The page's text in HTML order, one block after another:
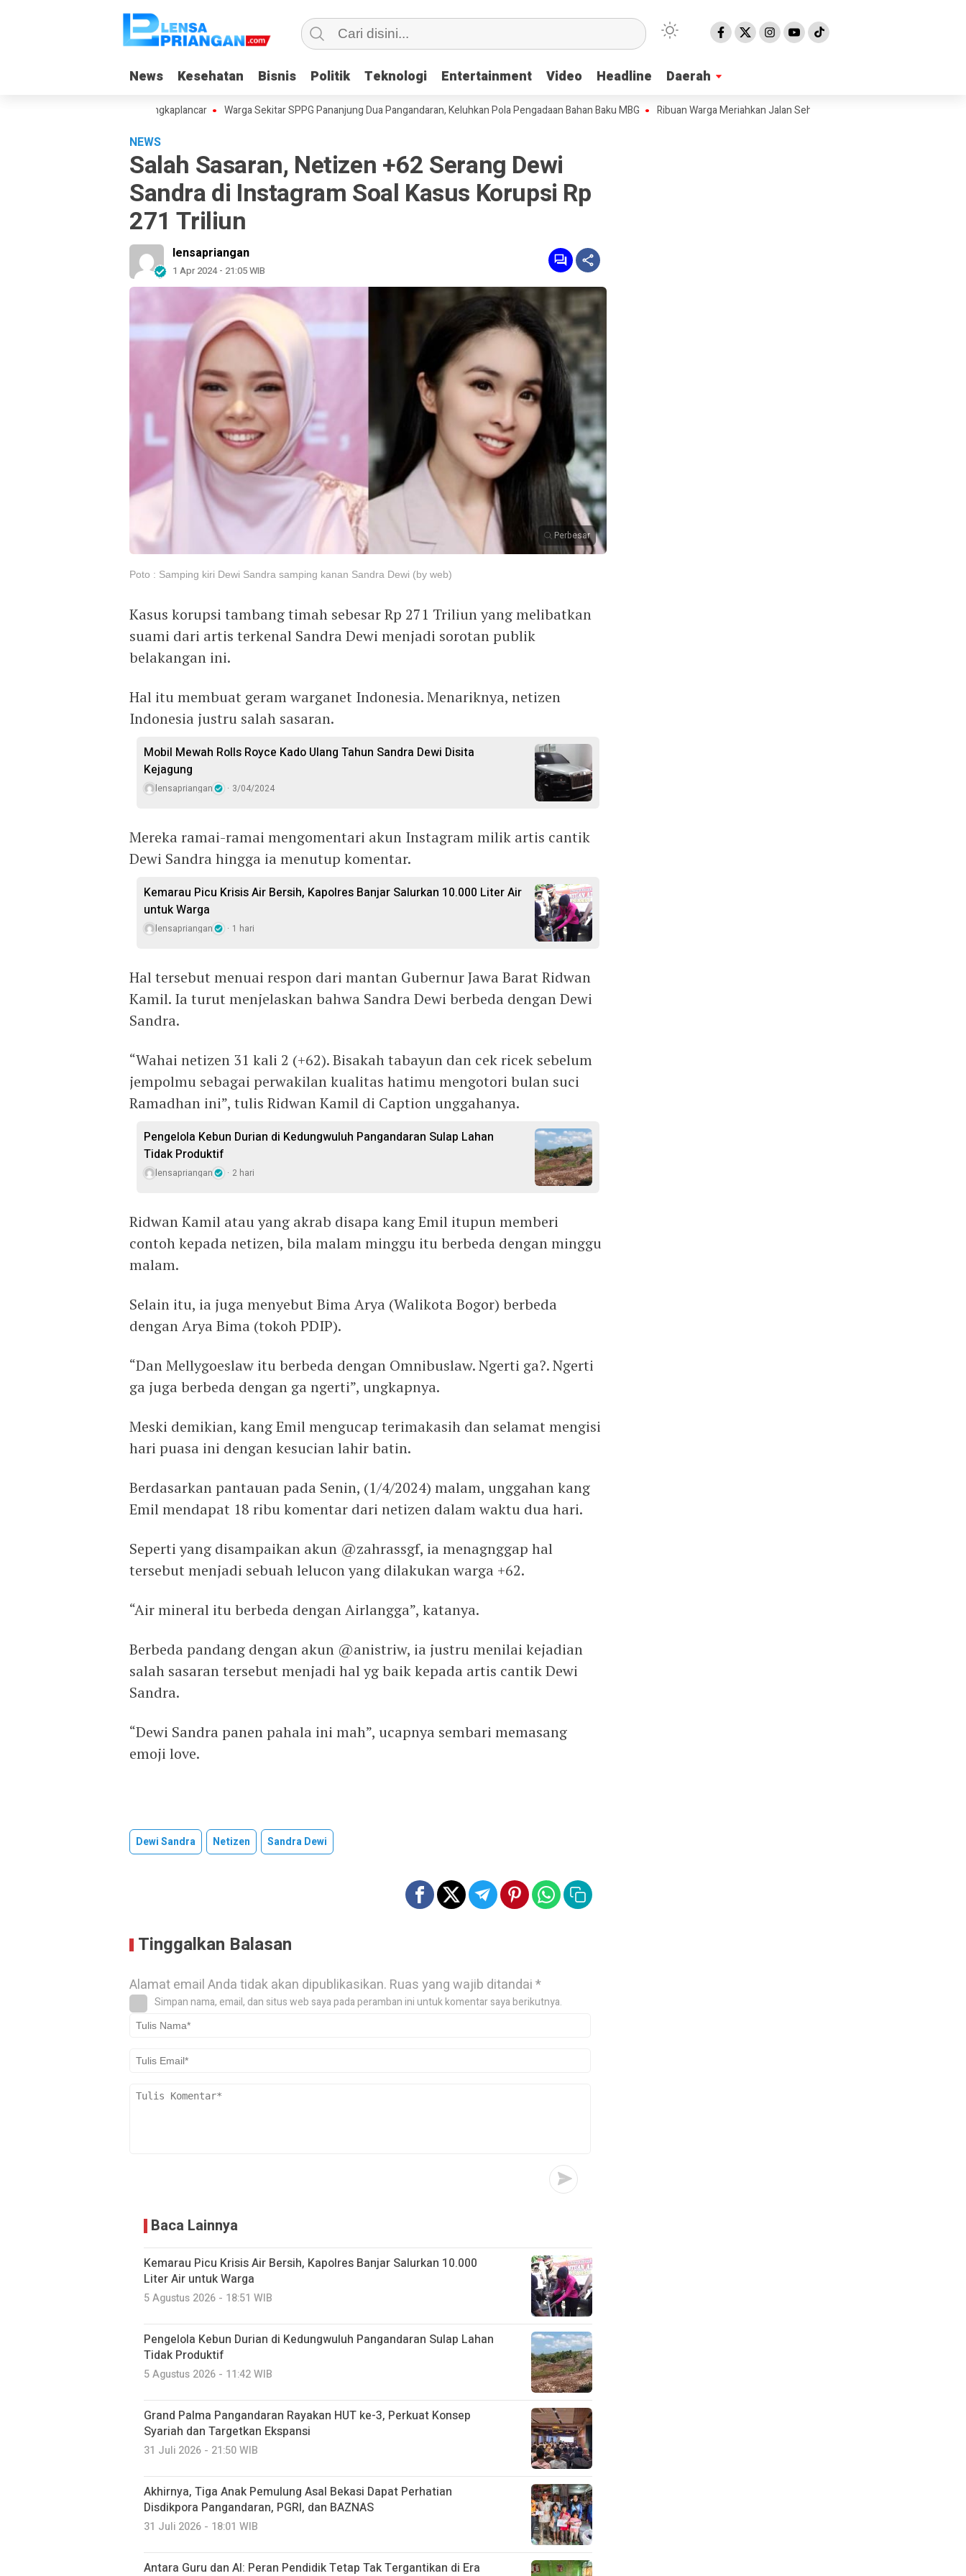
News Kesehatan Bisnis Politik Teknologi Entertainment Video Headline Daerah
News Kesehatan Bisnis Politik Teknologi Entertainment Video Headline Daerah
Program ULAS di Langkaplancar Warga Sekitar SPPG Pananjung Dua Pangandaran, Keluhkan Pola Pengadaan Bahan Baku MBG Ribuan Warga Meriahkan Jalan Sehat Bulan Bung Karno 2026 di
NEWS
Salah Sasaran, Netizen +62 Serang Dewi
Sandra di Instagram Soal Kasus Korupsi Rp
271 Triliun
lensapriangan
1 Apr 2024 - 21:05 WIB
Perbesar
Poto : Samping kiri Dewi Sandra samping kanan Sandra Dewi (by web)
Kasus korupsi tambang timah sebesar Rp 271 Triliun yang melibatkan
suami dari artis terkenal Sandra Dewi menjadi sorotan publik
belakangan ini.
Hal itu membuat geram warganet Indonesia. Menariknya, netizen
Indonesia justru salah sasaran.
Mobil Mewah Rolls Royce Kado Ulang Tahun Sandra Dewi Disita
Kejagung
lensapriangan 3/04/2024
Mereka ramai-ramai mengomentari akun Instagram milik artis cantik
Dewi Sandra hingga ia menutup komentar.
Kemarau Picu Krisis Air Bersih, Kapolres Banjar Salurkan 10.000 Liter Air
untuk Warga
lensapriangan 1 hari
Hal tersebut menuai respon dari mantan Gubernur Jawa Barat Ridwan
Kamil. Ia turut menjelaskan bahwa Sandra Dewi berbeda dengan Dewi
Sandra.
“Wahai netizen 31 kali 2 (+62). Bisakah tabayun dan cek ricek sebelum
jempolmu sebagai perwakilan kualitas hatimu mengotori bulan suci
Ramadhan ini”, tulis Ridwan Kamil di Caption unggahanya.
Pengelola Kebun Durian di Kedungwuluh Pangandaran Sulap Lahan
Tidak Produktif ‎
lensapriangan 2 hari
Ridwan Kamil atau yang akrab disapa kang Emil itupun memberi
contoh kepada netizen, bila malam minggu itu berbeda dengan minggu
malam.
Selain itu, ia juga menyebut Bima Arya (Walikota Bogor) berbeda
dengan Arya Bima (tokoh PDIP).
“Dan Mellygoeslaw itu berbeda dengan Omnibuslaw. Ngerti ga?. Ngerti
ga juga berbeda dengan ga ngerti”, ungkapnya.
Meski demikian, kang Emil mengucap terimakasih dan selamat mengisi
hari puasa ini dengan kesucian lahir batin.
Berdasarkan pantauan pada Senin, (1/4/2024) malam, unggahan kang
Emil mendapat 18 ribu komentar dari netizen dalam waktu dua hari.
Seperti yang disampaikan akun @zahrassgf, ia menagnggap hal
tersebut menjadi sebuah lelucon yang dilakukan warga +62.
“Air mineral itu berbeda dengan Airlangga”, katanya.
Berbeda pandang dengan akun @anistriw, ia justru menilai kejadian
salah sasaran tersebut menjadi hal yg baik kepada artis cantik Dewi
Sandra.
“Dewi Sandra panen pahala ini mah”, ucapnya sembari memasang
emoji love.
Dewi Sandra Netizen Sandra Dewi
Tinggalkan Balasan
Alamat email Anda tidak akan dipublikasikan. Ruas yang wajib ditandai*
Simpan nama, email, dan situs web saya pada peramban ini untuk komentar saya berikutnya.
Baca Lainnya
Kemarau Picu Krisis Air Bersih, Kapolres Banjar Salurkan 10.000
Liter Air untuk Warga
5 Agustus 2026 - 18:51 WIB
Pengelola Kebun Durian di Kedungwuluh Pangandaran Sulap Lahan
Tidak Produktif ‎
5 Agustus 2026 - 11:42 WIB
Grand Palma Pangandaran Rayakan HUT ke-3, Perkuat Konsep
Syariah dan Targetkan Ekspansi
31 Juli 2026 - 21:50 WIB
Akhirnya, Tiga Anak Pemulung Asal Bekasi Dapat Perhatian
Disdikpora Pangandaran, PGRI, dan BAZNAS
31 Juli 2026 - 18:01 WIB
Antara Guru dan AI: Peran Pendidik Tetap Tak Tergantikan di Era